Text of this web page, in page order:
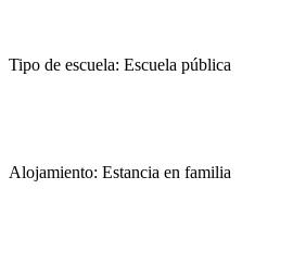
Tipo de escuela: Escuela pública
Alojamiento: Estancia en familia